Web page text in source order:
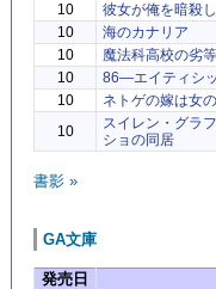
10
彼女が俺を暗殺
10
海のカナリア
10
魔法科高校の劣
10
86―エイティ
10
ネトゲの嫁は女
10
スイレン・グラ
ショの同居
書影 »
GA文庫
発売日